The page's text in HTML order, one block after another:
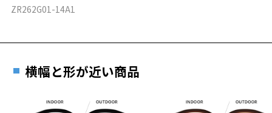
ZR262G01-14A1
横幅と形が近い商品